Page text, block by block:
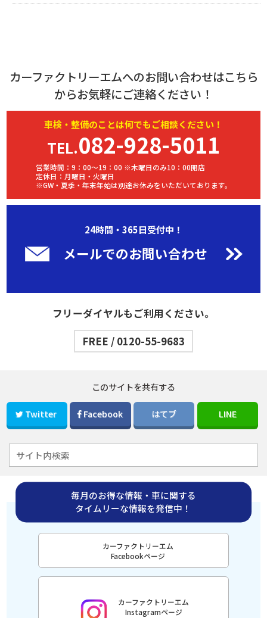
カーファクトリーエムへのお問い合わせはこちら
からお気軽にご連絡ください！
車検・ 整備のことは何でもご相談ください！
TEL.082-928-5011
営業時間：9：00～19：00 ※木曜日のみ10：00開店
定休日：月曜日・火曜日
※GW・夏季・年末年始は別途お休みをいただいております。
24時間・365日受付中！
メールでのお問い合わせ
フリーダイヤルもご利用ください。
FREE / 0120-55-9683
このサイトを共有する
Twitter Facebook はてブ LINE
毎月のお得な情報・車に関する
タイムリーな情報を発信中！
カーファクトリーエム
Facebookページ
カーファクトリーエム
Instagramページ